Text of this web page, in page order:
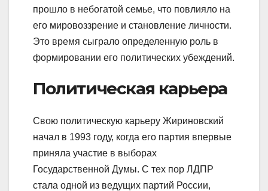
прошло в небогатой семье, что повлияло на
его мировоззрение и становление личности.
Это время сыграло определенную роль в
формировании его политических убеждений.
Политическая карьера
Свою политическую карьеру Жириновский
начал в 1993 году, когда его партия впервые
приняла участие в выборах
Государственной Думы. С тех пор ЛДПР
стала одной из ведущих партий России,